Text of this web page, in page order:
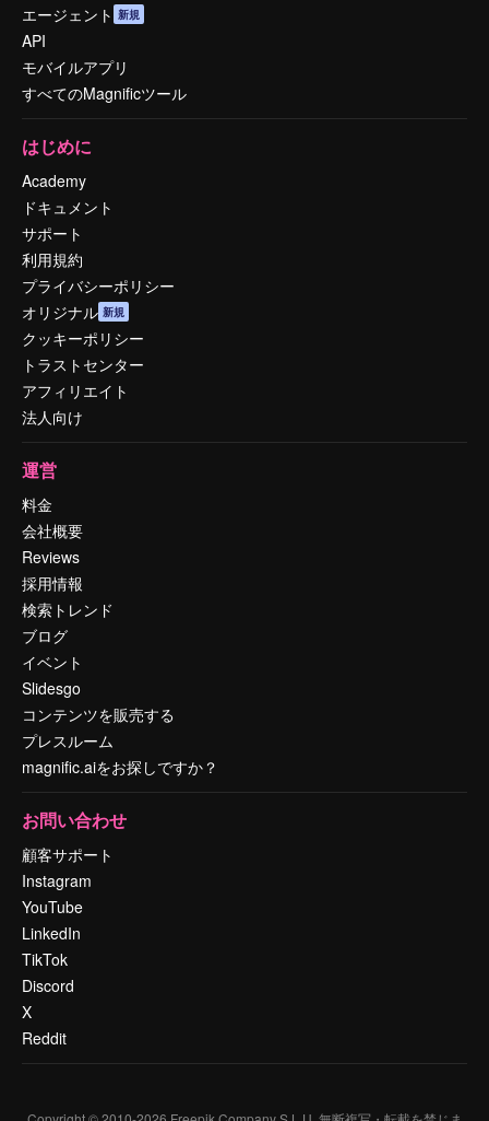
エージェント 新規
API
モバイルアプリ
すべてのMagnificツール
はじめに
Academy
ドキュメント
サポート
利用規約
プライバシーポリシー
オリジナル 新規
クッキーポリシー
トラストセンター
アフィリエイト
法人向け
運営
料金
会社概要
Reviews
採用情報
検索トレンド
ブログ
イベント
Slidesgo
コンテンツを販売する
プレスルーム
magnific.aiをお探しですか？
お問い合わせ
顧客サポート
Instagram
YouTube
LinkedIn
TikTok
Discord
X
Reddit